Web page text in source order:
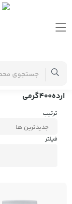
برچسب‌ها
ارده400گرمی
ترتیب
فیلتر